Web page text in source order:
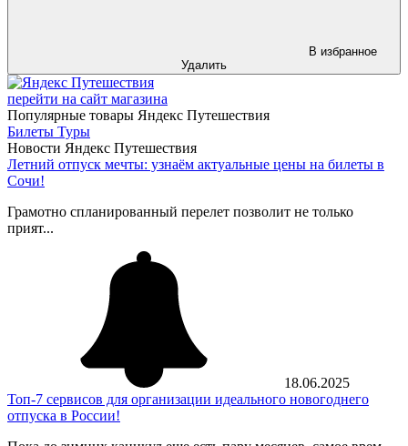
В избранное
Удалить
перейти на сайт магазина
Популярные товары Яндекс Путешествия
Билеты Туры
Новости Яндекс Путешествия
Летний отпуск мечты: узнаём актуальные цены на билеты в
Сочи!
Грамотно спланированный перелет позволит не только
прият...
18.06.2025
Топ-7 сервисов для организации идеального новогоднего
отпуска в России!